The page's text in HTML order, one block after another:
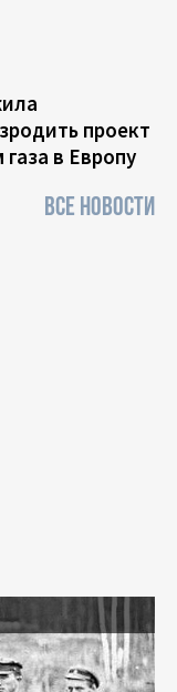
проект
в Европу
ВСЕ НОВОСТИ